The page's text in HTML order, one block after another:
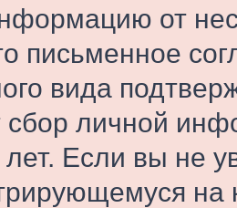
от
письменное
вида
личной
Если вы не